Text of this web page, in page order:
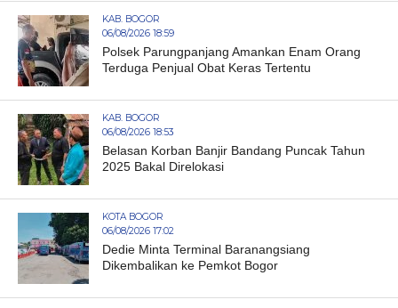
KAB. BOGOR
06/08/2026 18:59
Polsek Parungpanjang Amankan Enam Orang
Terduga Penjual Obat Keras Tertentu
KAB. BOGOR
06/08/2026 18:53
Belasan Korban Banjir Bandang Puncak Tahun
2025 Bakal Direlokasi
KOTA BOGOR
06/08/2026 17:02
Dedie Minta Terminal Baranangsiang
Dikembalikan ke Pemkot Bogor